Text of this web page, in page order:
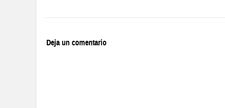
Deja un comentario